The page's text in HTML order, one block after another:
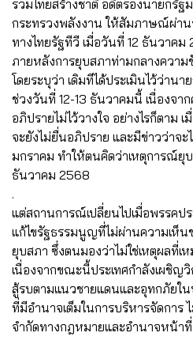
รวมไทยสร้างชาติ อดีตรองนายกรั
กระทรวงพลังงาน ให้สัมภาษณ์ผ่าน
ทางไทยรัฐทีวี เมื่อวันที่ 12 ธันวาค
ภายหลังการยุบสภาท่ามกลางควา
โดยระบุว่า เดิมทีได้ประเมินไว้ว่าน
ช่วงวันที่ 12-13 ธันวาคมนี้ เนื่องจา
อภิปรายไม่ไว้วางใจ อย่างไรก็ตาม
จะยังไม่ยื่นอภิปราย และมีข่าวว่าจะ
มกราคม ทำให้ตนคิดว่าเหตุการณ์ยุ
ธันวาคม 2568
.
แต่สถานการณ์เปลี่ยนไปเมื่อพรรคปร
แก้ไขรัฐธรรมนูญที่ไม่ผ่านความเห็น
ยุบสภา ซึ่งตนมองว่าไม่ใช่เหตุผลที่เ
เนื่องจากขณะนี้ประเทศกำลังเผชิ
สู้รบตามแนวชายแดนและอุทกภัยใ
ที่มีอำนาจเต็มในการบริหารจัดการ
จำกัดทางกฎหมายและอำนาจหน้าที่